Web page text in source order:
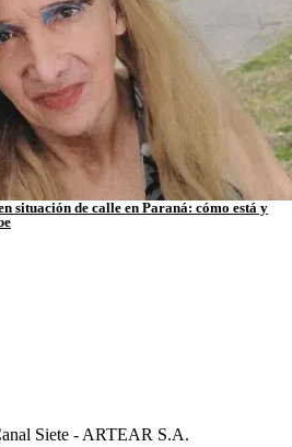
situación de calle en Paraná: cómo está y
Siete - ARTEAR S.A.